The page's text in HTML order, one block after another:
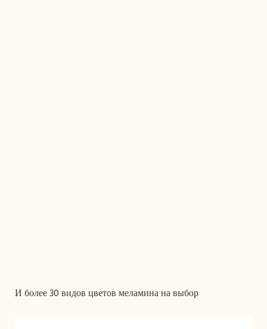
И более 30 видов цветов меламина на выбор